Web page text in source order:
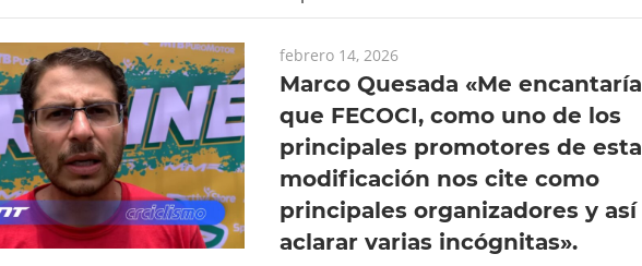
febrero 14, 2026
Marco Quesada «Me encantaría
que FECOCI, como uno de los
principales promotores de esta
modificación nos cite como
principales organizadores y así
aclarar varias incógnitas».